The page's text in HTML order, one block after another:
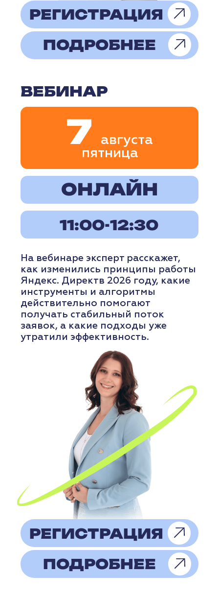
нейросетей при подготовке
текстов, изображений
и маркетинговых материалов,
не теряя уникальность бренда.
ОНЛАЙН
10:00-11:30
ПОДРОБНЕЕ
РЕГИСТРАЦИЯ
ВЕБИНАР
Во время вебинара эксперт
расскажет, как оценивать запас
денежных средств, планировать
расходы, контролировать
движение денежных потоков
и рассчитывать точку
безубыточности.
10августа
понедельник
ОНЛАЙН
10:00-11:30